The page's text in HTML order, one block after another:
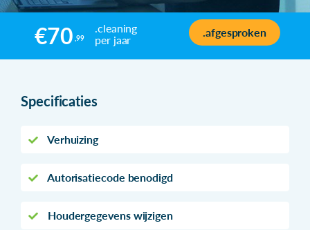
€70 ,99
.cleaning
per jaar
.afgesproken
Specificaties
Verhuizing
Autorisatiecode benodigd
Houdergegevens wijzigen